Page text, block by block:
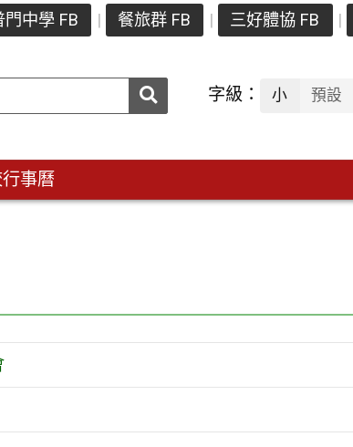
門中學 FB 餐旅群 FB 三好體協 FB
送出 字級： 小 預設
事曆